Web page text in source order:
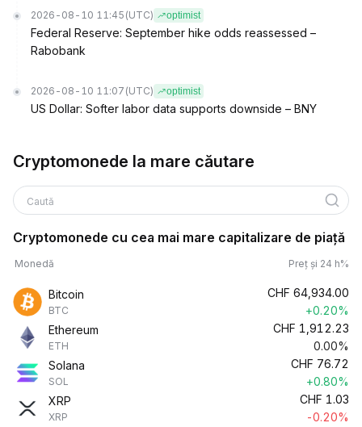
2026-08-10 11:45 (UTC) optimist
Federal Reserve: September hike odds reassessed –
Rabobank
2026-08-10 11:07 (UTC) optimist
US Dollar: Softer labor data supports downside – BNY
Cryptomonede la mare căutare
Caută
Cryptomonede cu cea mai mare capitalizare de piață
Monedă Preț și 24 h%
Bitcoin
BTC
CHF 64,934.00
+0.20%
Ethereum
ETH
CHF 1,912.23
0.00%
Solana
SOL
CHF 76.72
+0.80%
XRP
XRP
CHF 1.03
-0.20%